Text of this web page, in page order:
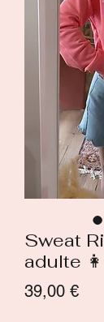
Sweat
adulte 👩
39,00 €Prix